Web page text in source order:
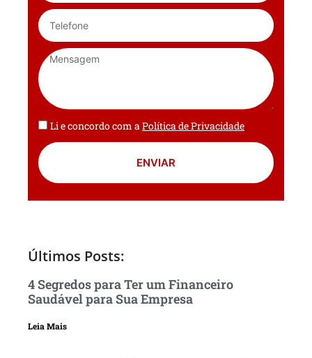
Li e concordo com aPolítica de Privacidade
ENVIAR
Últimos Posts:
4 Segredos para Ter um Financeiro
Saudável para Sua Empresa
Leia Mais